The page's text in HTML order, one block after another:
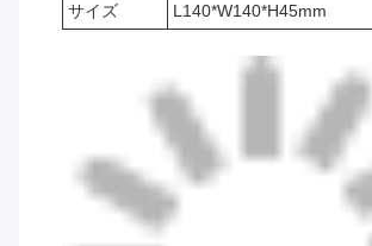
サイズ
L140*W140*H45mm